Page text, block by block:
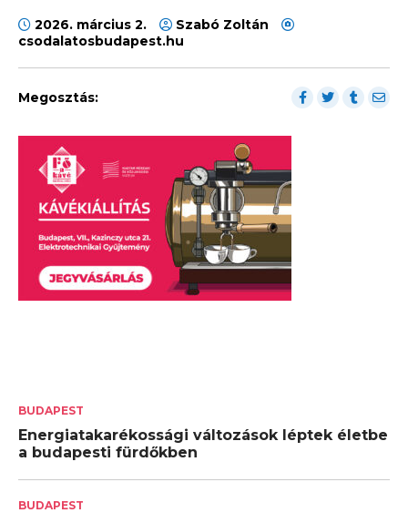
2026. március 2.
Szabó Zoltán
csodalatosbudapest.hu
Megosztás:
BUDAPEST
Energiatakarékossági változások léptek életbe
a budapesti fürdőkben
BUDAPEST